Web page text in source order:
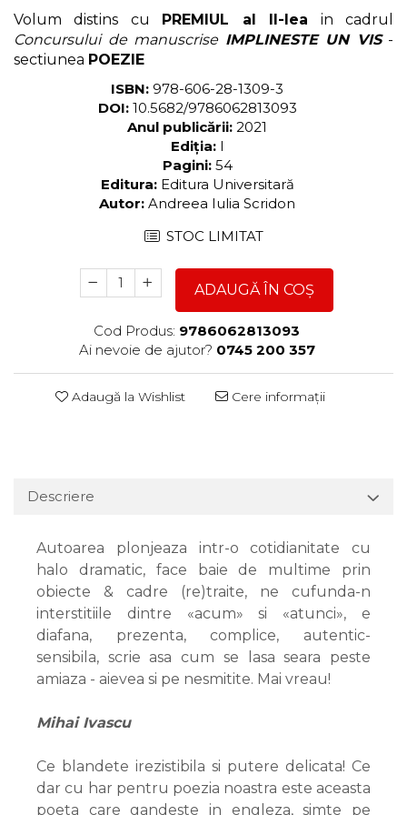
Volum distins cu PREMIUL al II-lea in cadrul
Concursului de manuscrise IMPLINESTE UN VIS-
sectiunea POEZIE
ISBN: 978-606-28-1309-3
DOI: 10.5682/9786062813093
Anul publicării: 2021
Ediția: I
Pagini: 54
Editura: Editura Universitară
Autor: Andreea Iulia Scridon
STOC LIMITAT
ADAUGĂ ÎN COȘ
Cod Produs: 9786062813093
Ai nevoie de ajutor? 0745 200 357
Adaugă la Wishlist Cere informații
Descriere
Autoarea plonjeaza intr-o cotidianitate cu
halo dramatic, face baie de multime prin
obiecte & cadre (re)traite, ne cufunda-n
interstitiile dintre «acum» si «atunci», e
diafana, prezenta, complice, autentic-
sensibila, scrie asa cum se lasa seara peste
amiaza - aievea si pe nesmitite. Mai vreau!
Mihai Ivascu
Ce blandete irezistibila si putere delicata! Ce
dar cu har pentru poezia noastra este aceasta
poeta care gandeste in engleza, simte pe